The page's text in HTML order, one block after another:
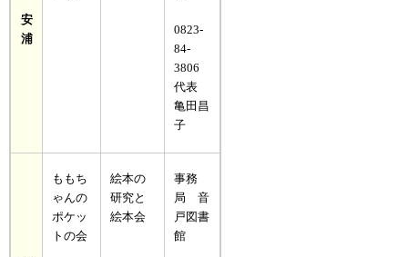
安
浦
0823-
84-
3806
代表
亀田昌
子
ももち
ゃんの
ポケッ
トの会
絵本の
研究と
絵本会
事務
局 音
戸図書
館